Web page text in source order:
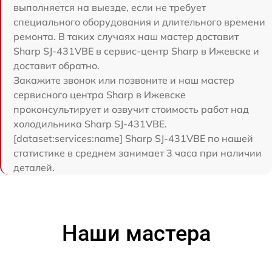
выполняется на выезде, если не требует
специального оборудования и длительного времени
ремонта. В таких случаях наш мастер доставит
Sharp SJ-431VBE в сервис-центр Sharp в Ижевске и
доставит обратно.
Закажите звонок или позвоните и наш мастер
сервисного центра Sharp в Ижевске
проконсультирует и озвучит стоимость работ над
холодильника Sharp SJ-431VBE.
[dataset:services:name] Sharp SJ-431VBE по нашей
статистике в среднем занимает 3 часа при наличии
деталей.
Наши мастера